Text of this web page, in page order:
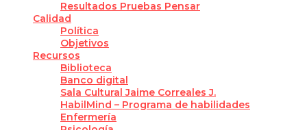
Resultados Pruebas Pensar
Calidad
Política
Objetivos
Recursos
Biblioteca
Banco digital
Sala Cultural Jaime Correales J.
HabilMind – Programa de habilidades
Enfermería